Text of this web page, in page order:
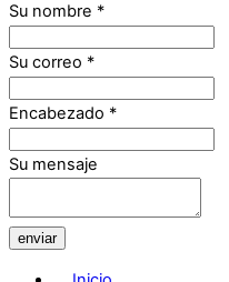
Su nombre *
Su correo *
Encabezado *
Su mensaje
enviar